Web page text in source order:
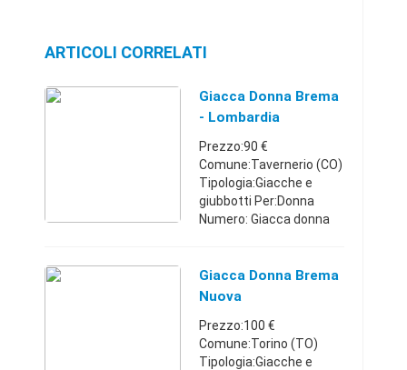
ARTICOLI CORRELATI
Giacca Donna Brema
- Lombardia
Prezzo:90 €
Comune:Tavernerio (CO)
Tipologia:Giacche e
giubbotti Per:Donna
Numero: Giacca donna
in vita. Usata ma in
ottime condizioni. Taglia
Giacca Donna Brema
Nuova
Prezzo:100 €
Comune:Torino (TO)
Tipologia:Giacche e